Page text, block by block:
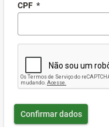
CPF *
Confirmar dados